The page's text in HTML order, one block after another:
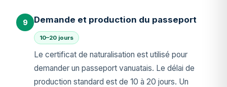
9 Demande et production du passeport
10–20 jours
Le certificat de naturalisation est utilisé pour
demander un passeport vanuatais. Le délai de
production standard est de 10 à 20 jours. Un